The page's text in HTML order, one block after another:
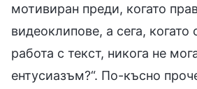
мотивиран преди, когато
видеоклипове, а сега,
работа с текст, никога не
ентусиазъм?“. По-късно